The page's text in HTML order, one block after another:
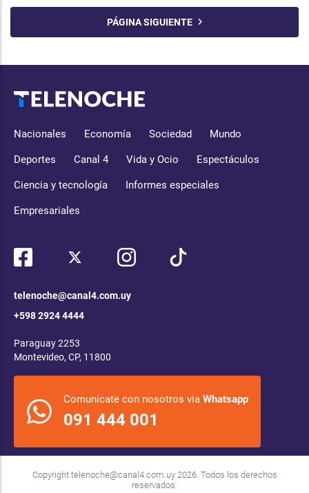
PÁGINA SIGUIENTE
Nacionales Economía Sociedad Mundo
Deportes Canal 4 Vida y Ocio Espectáculos
Ciencia y tecnología Informes especiales
Empresariales
telenoche@canal4.com.uy
+598 2924 4444
Paraguay 2253
Montevideo, CP, 11800
Comunicate con nosotros via Whatsapp
091 444 001
Copyright telenoche@canal4.com.uy2026. Todos los derechos
reservados.